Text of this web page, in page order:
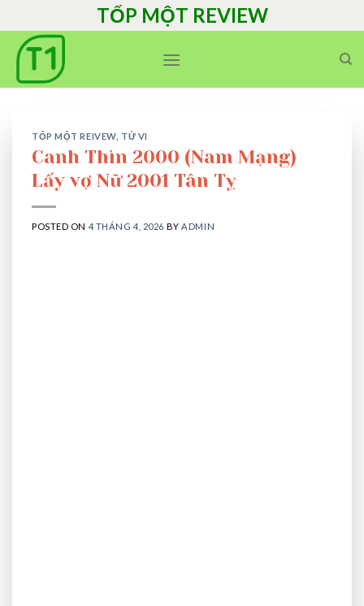
to
content
TỐP MỘT REVIEW
TỐP MỘT REIVEW, TỬ VI
Canh Thìn 2000 (Nam Mạng)
Lấy vợ Nữ 2001 Tân Tỵ
POSTED ON 4 THÁNG 4, 2026 BY ADMIN